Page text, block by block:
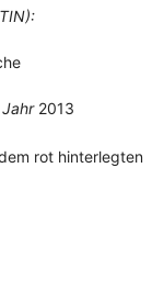
2013
rot hinterlegten